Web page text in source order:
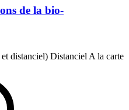
de la bio-
distanciel) Distanciel A la carte